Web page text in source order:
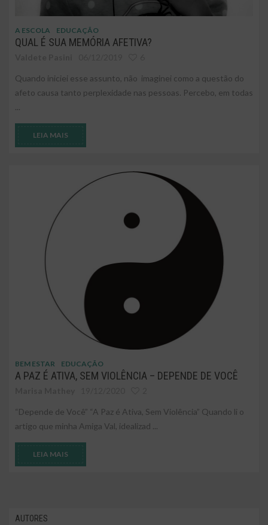
A ESCOLA EDUCAÇÃO
QUAL É SUA MEMÓRIA AFETIVA?
Quando iniciei esse assunto, não imaginei como a questão do
afeto causa tanto perplexidade nas pessoas. Percebo, em todas
...
LEIA MAIS
BEM ESTAR EDUCAÇÃO
A PAZ É ATIVA, SEM VIOLÊNCIA – DEPENDE DE VOCÊ
“Depende de Você” “A Paz é Ativa, Sem Violência” Quando li o
artigo que minha Amiga Val, idealizad ...
LEIA MAIS
AUTORES